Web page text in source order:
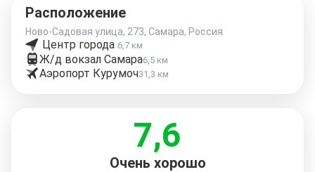
Расположение
Ново-Садовая улица, 273, Самара, Россия
Центр города 6,7 км
Ж/д вокзал Самара6,5 км
Аэропорт Курумоч31,3 км
7,6
Очень хорошо